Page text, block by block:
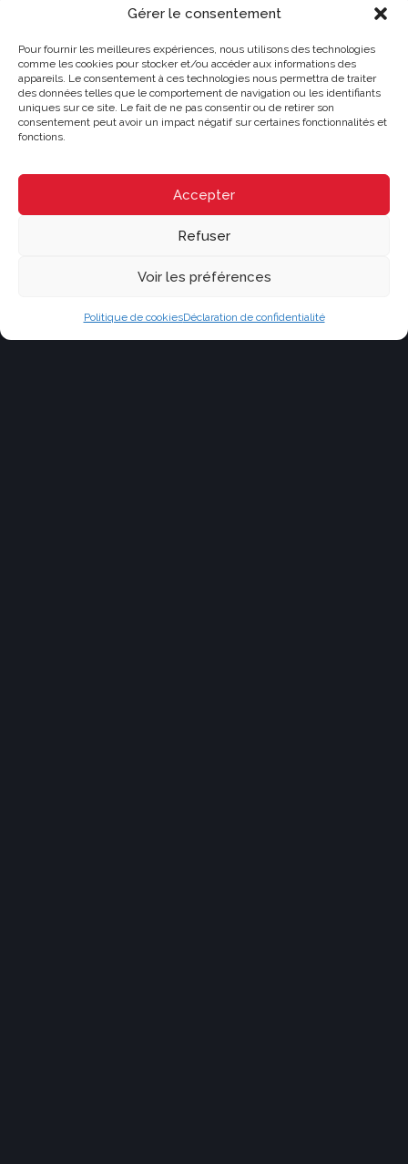
Gérer le consentement
Pour fournir les meilleures expériences, nous utilisons des technologies
comme les cookies pour stocker et/ou accéder aux informations des
appareils. Le consentement à ces technologies nous permettra de traiter
des données telles que le comportement de navigation ou les identifiants
uniques sur ce site. Le fait de ne pas consentir ou de retirer son
consentement peut avoir un impact négatif sur certaines fonctionnalités et
fonctions.
Accepter
Refuser
Voir les préférences
Politique de cookiesDéclaration de confidentialité
L'assistance est disponible pour vos besoins. Le support et les
ce formulaire et une réponse sera envoyée dès que possible.
Nom
Courriel ou téléphone